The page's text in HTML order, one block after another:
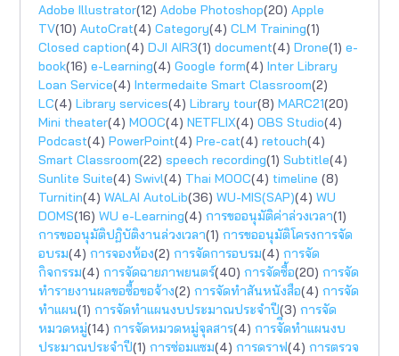
Adobe Illustrator(12) Adobe Photoshop(20) Apple
TV(10) AutoCrat(4) Category(4) CLM Training(1)
Closed caption(4) DJI AIR3(1) document(4) Drone(1) e-
book(16) e-Learning(4) Google form(4) Inter Library
Loan Service(4) Intermedaite Smart Classroom(2)
LC(4) Library services(4) Library tour(8) MARC21(20)
Mini theater(4) MOOC(4) NETFLIX(4) OBS Studio(4)
Podcast(4) PowerPoint(4) Pre-cat(4) retouch(4)
Smart Classroom(22) speech recording(1) Subtitle(4)
Sunlite Suite(4) Swivl(4) Thai MOOC(4) timeline (8)
Turnitin(4) WALAI AutoLib(36) WU-MIS(SAP)(4) WU
DOMS(16) WU e-Learning(4) การขออนุมัติค่าล่วงเวลา(1)
การขออนุมัติปฏิบัติงานล่วงเวลา(1) การขออนุมัติโครงการจัด
อบรม(4) การจองห้อง(2) การจัดการอบรม(4) การจัด
กิจกรรม(4) การจัดฉายภาพยนตร์(40) การจัดซื้อ(20) การจัด
ทำรายงานผลขอซื้อขอจ้าง(2) การจัดทำสันหนังสือ(4) การจัด
ทำแผน(1) การจัดทำแผนงบประมาณประจำปี(3) การจัด
หมวดหมู่(14) การจัดหมวดหมู่จุลสาร(4) การจัีดทำแผนงบ
ประมาณประจำปี(1) การซ่อมแซม(4) การดราฟ(4) การตรวจ